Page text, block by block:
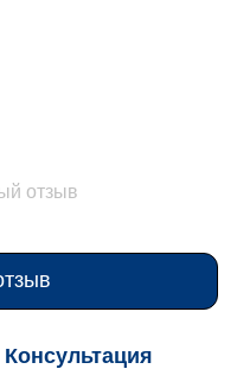
отзыв
Консультация